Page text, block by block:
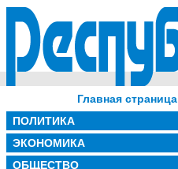
Главная страница
ПОЛИТИКА
ЭКОНОМИКА
ОБЩЕСТВО